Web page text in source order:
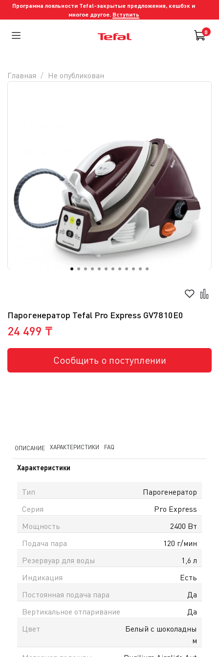
Программа лояльности Tefal-закрытые предложения, кешбэк и
многое другое. Вступить
0
Парогенератор Tefal Pro Express GV7810E0
24 499 ₸
Сообщить о поступлении
Главная Не опубликован
ОПИСАНИЕ ХАРАКТЕРИСТИКИ FAQ
Характеристики
Тип
Парогенератор
Серия
Pro Express
Мощность
2400 Вт
Подача пара
120 г/мин
Резервуар для воды
1,6 л
Индикация
Есть
Постоянная подача пара
Да
Вертикальное отпаривание
Да
Цвет
Белый с шоколадны
м